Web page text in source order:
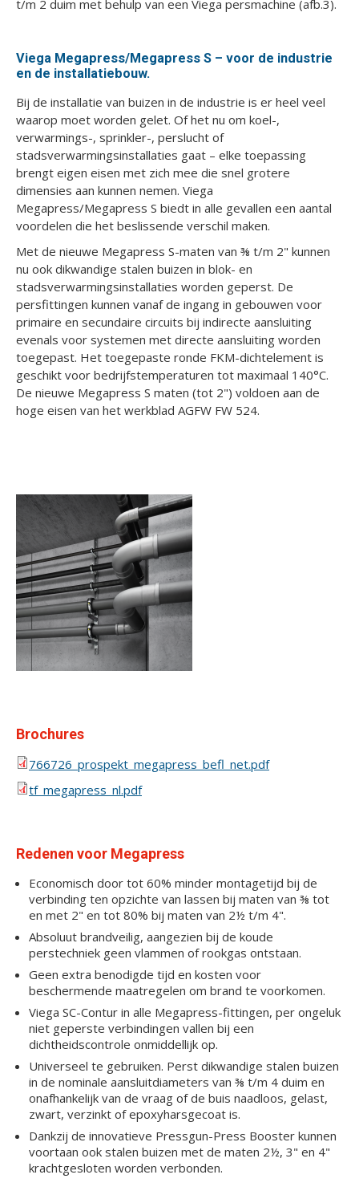
t/m 2 duim met behulp van een Viega persmachine (afb.3).
Viega Megapress/Megapress S – voor de industrie
en de installatiebouw.
Bij de installatie van buizen in de industrie is er heel veel
waarop moet worden gelet. Of het nu om koel-,
verwarmings-, sprinkler-, perslucht of
stadsverwarmingsinstallaties gaat – elke toepassing
brengt eigen eisen met zich mee die snel grotere
dimensies aan kunnen nemen. Viega
Megapress/Megapress S biedt in alle gevallen een aantal
voordelen die het beslissende verschil maken.
Met de nieuwe Megapress S-maten van ⅜ t/m 2" kunnen
nu ook dikwandige stalen buizen in blok- en
stadsverwarmingsinstallaties worden geperst. De
persfittingen kunnen vanaf de ingang in gebouwen voor
primaire en secundaire circuits bij indirecte aansluiting
evenals voor systemen met directe aansluiting worden
toegepast. Het toegepaste ronde FKM-dichtelement is
geschikt voor bedrijfstemperaturen tot maximaal 140°C.
De nieuwe Megapress S maten (tot 2") voldoen aan de
hoge eisen van het werkblad AGFW FW 524.
Brochures
766726_prospekt_megapress_befl_net.pdf
tf_megapress_nl.pdf
Redenen voor Megapress
Economisch door tot 60% minder montagetijd bij de
verbinding ten opzichte van lassen bij maten van ⅜ tot
en met 2" en tot 80% bij maten van 2½ t/m 4".
Absoluut brandveilig, aangezien bij de koude
perstechniek geen vlammen of rookgas ontstaan.
Geen extra benodigde tijd en kosten voor
beschermende maatregelen om brand te voorkomen.
Viega SC-Contur in alle Megapress-fittingen, per ongeluk
niet geperste verbindingen vallen bij een
dichtheidscontrole onmiddellijk op.
Universeel te gebruiken. Perst dikwandige stalen buizen
in de nominale aansluitdiameters van ⅜ t/m 4 duim en
onafhankelijk van de vraag of de buis naadloos, gelast,
zwart, verzinkt of epoxyharsgecoat is.
Dankzij de innovatieve Pressgun-Press Booster kunnen
voortaan ook stalen buizen met de maten 2½, 3" en 4"
krachtgesloten worden verbonden.